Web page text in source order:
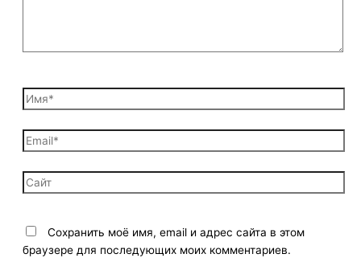
Имя*
Email*
Сайт
Сохранить моё имя, email и адрес сайта в этом
браузере для последующих моих комментариев.